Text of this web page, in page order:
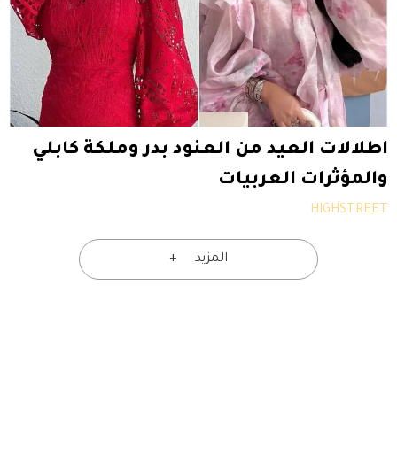
اطلالات العيد من العنود بدر وملكة كابلي
والمؤثرات العربيات
HIGHSTREET
المزيد